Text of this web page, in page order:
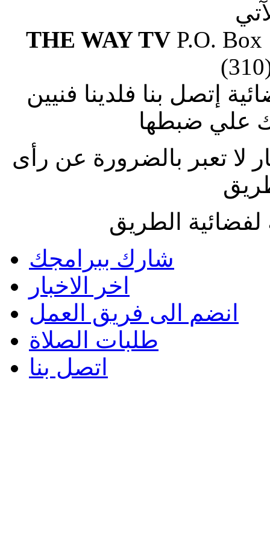
THE WAY TVP.O. Box
إتصل بنا فلدينا فنيين
علي ضبطها
لا تعبر بالضرورة عن رأى
الطريق
شارك ببرامجك
اخر الاخبار
انضم الى فريق العمل
طلبات الصلاة
اتصل بنا